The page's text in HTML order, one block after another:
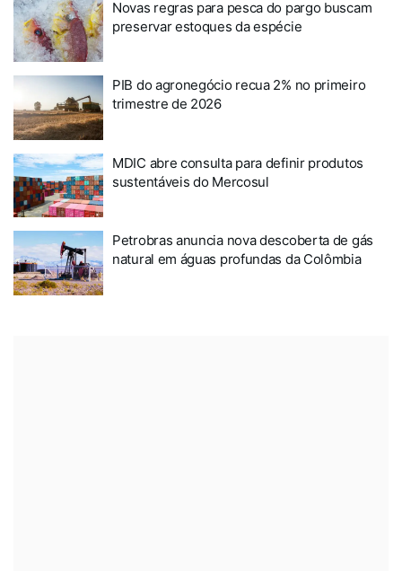
Novas regras para pesca do pargo buscam
preservar estoques da espécie
PIB do agronegócio recua 2% no primeiro
trimestre de 2026
MDIC abre consulta para definir produtos
sustentáveis do Mercosul
Petrobras anuncia nova descoberta de gás
natural em águas profundas da Colômbia